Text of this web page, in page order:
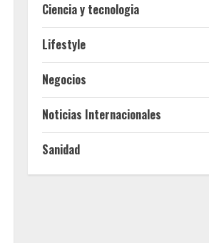
Ciencia y tecnologia
Lifestyle
Negocios
Noticias Internacionales
Sanidad